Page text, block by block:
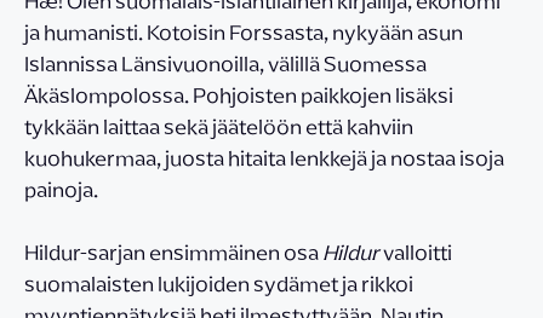
ja humanisti. Kotoisin Forssasta, nykyään asun
Islannissa Länsivuonoilla, välillä Suomessa
Äkäslompolossa. Pohjoisten paikkojen lisäksi
tykkään laittaa sekä jäätelöön että kahviin
kuohukermaa, juosta hitaita lenkkejä ja nostaa isoja
painoja.
Hildur-sarjan ensimmäinen osaHildurvalloitti
suomalaisten lukijoiden sydämet ja rikkoi